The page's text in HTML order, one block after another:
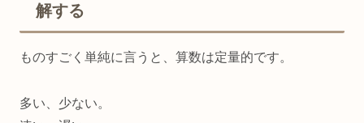
解する
ものすごく単純に言うと、算数は定量的です。
多い、少ない。